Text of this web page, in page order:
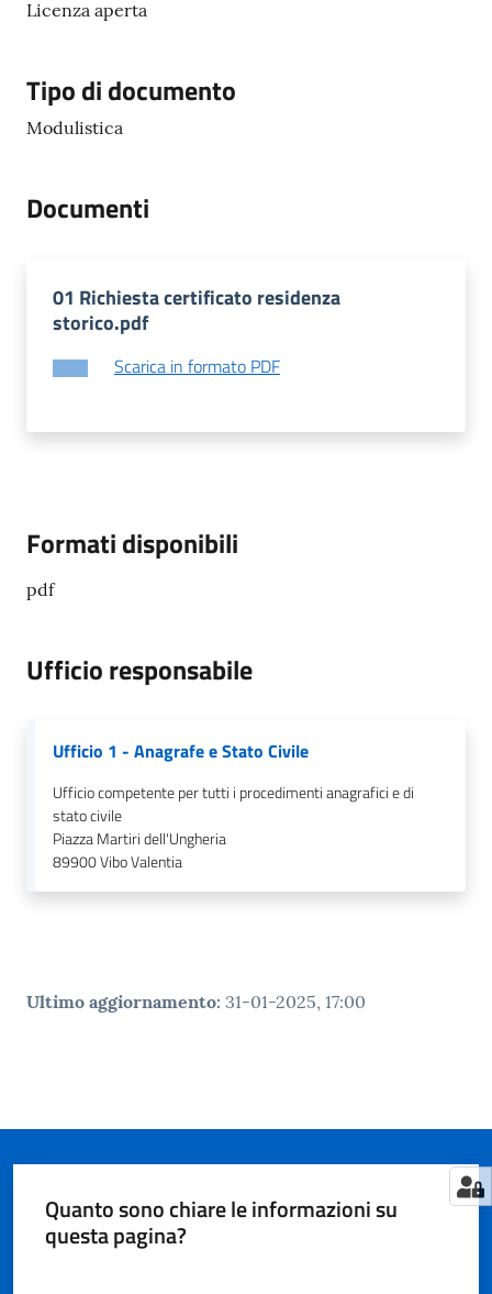
r
Tutti
Licenza aperta
Tipo di documento
Modulistica
Documenti
01 Richiesta certificato residenza
storico.pdf
Scarica in formato PDF
Formati disponibili
pdf
Ufficio responsabile
Ufficio 1 - Anagrafe e Stato Civile
Ufficio competente per tutti i procedimenti anagrafici e di
stato civile
Piazza Martiri dell'Ungheria
89900Vibo Valentia
Ultimo aggiornamento: 31-01-2025, 17:00
Quanto sono chiare le informazioni su
questa pagina?